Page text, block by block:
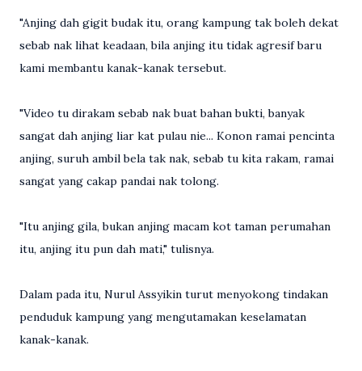
"Anjing dah gigit budak itu, orang kampung tak boleh dekat
sebab nak lihat keadaan, bila anjing itu tidak agresif baru
kami membantu kanak-kanak tersebut.
"Video tu dirakam sebab nak buat bahan bukti, banyak
sangat dah anjing liar kat pulau nie... Konon ramai pencinta
anjing, suruh ambil bela tak nak, sebab tu kita rakam, ramai
sangat yang cakap pandai nak tolong.
"Itu anjing gila, bukan anjing macam kot taman perumahan
itu, anjing itu pun dah mati," tulisnya.
Dalam pada itu, Nurul Assyikin turut menyokong tindakan
penduduk kampung yang mengutamakan keselamatan
kanak-kanak.